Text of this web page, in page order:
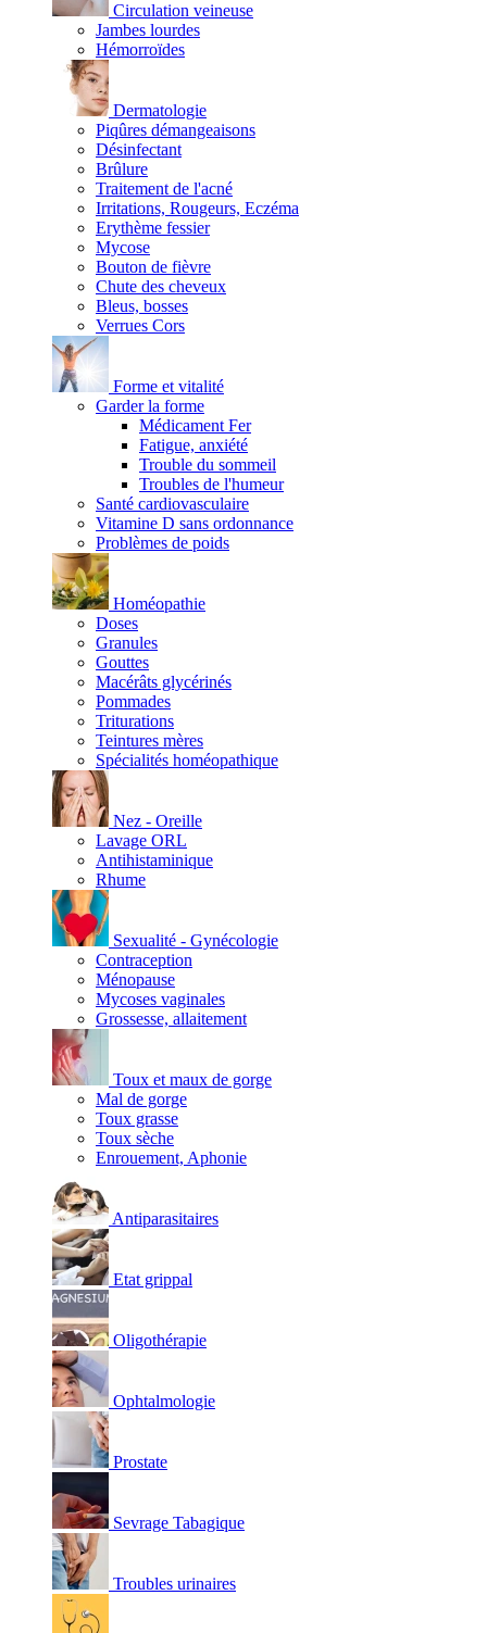
Circulation veineuse
Jambes lourdes
Hémorroïdes
Dermatologie
Piqûres démangeaisons
Désinfectant
Brûlure
Traitement de l'acné
Irritations, Rougeurs, Eczéma
Erythème fessier
Mycose
Bouton de fièvre
Chute des cheveux
Bleus, bosses
Verrues Cors
Forme et vitalité
Garder la forme
Médicament Fer
Fatigue, anxiété
Trouble du sommeil
Troubles de l'humeur
Santé cardiovasculaire
Vitamine D sans ordonnance
Problèmes de poids
Homéopathie
Doses
Granules
Gouttes
Macérâts glycérinés
Pommades
Triturations
Teintures mères
Spécialités homéopathique
Nez - Oreille
Lavage ORL
Antihistaminique
Rhume
Sexualité - Gynécologie
Contraception
Ménopause
Mycoses vaginales
Grossesse, allaitement
Toux et maux de gorge
Mal de gorge
Toux grasse
Toux sèche
Enrouement, Aphonie
Antiparasitaires
Etat grippal
Oligothérapie
Ophtalmologie
Prostate
Sevrage Tabagique
Troubles urinaires